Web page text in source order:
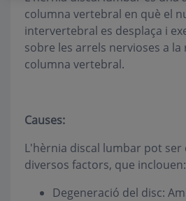
columna vertebral en què el
intervertebral es desplaça i
sobre les arrels nervioses a
columna vertebral.
Causes:
L'hèrnia discal lumbar pot ser
diversos factors, que inclouen:
Degeneració del disc: